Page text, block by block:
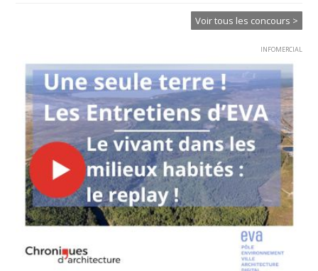
Voir tous les concours >
INFOMERCIAL